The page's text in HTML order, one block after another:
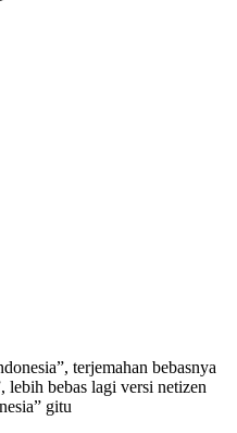
terjemahan bebasnya
bebas lagi versi netizen
gitu